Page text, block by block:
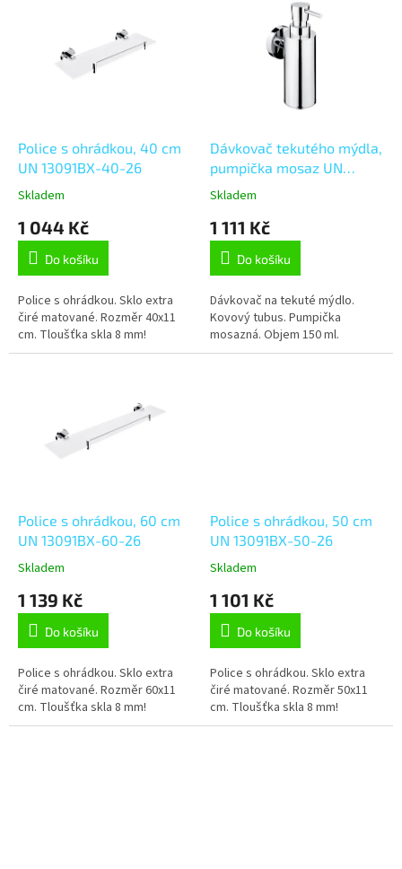
Police s ohrádkou, 40 cm
UN 13091BX-40-26
Skladem
1 044 Kč
Do košíku
Police s ohrádkou. Sklo extra
čiré matované. Rozměr 40x11
cm. Tloušťka skla 8 mm!
Dávkovač tekutého mýdla,
pumpička mosaz UN
13031MT-26
Skladem
1 111 Kč
Do košíku
Dávkovač na tekuté mýdlo.
Kovový tubus. Pumpička
mosazná. Objem 150 ml.
Police s ohrádkou, 60 cm
UN 13091BX-60-26
Skladem
1 139 Kč
Do košíku
Police s ohrádkou. Sklo extra
čiré matované. Rozměr 60x11
cm. Tloušťka skla 8 mm!
Police s ohrádkou, 50 cm
UN 13091BX-50-26
Skladem
1 101 Kč
Do košíku
Police s ohrádkou. Sklo extra
čiré matované. Rozměr 50x11
cm. Tloušťka skla 8 mm!